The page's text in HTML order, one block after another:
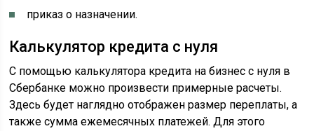
приказ о назначении.
Калькулятор кредита с нуля
С помощью калькулятора кредита на бизнес с нуля в
Сбербанке можно произвести примерные расчеты.
Здесь будет наглядно отображен размер переплаты, а
также сумма ежемесячных платежей. Для этого